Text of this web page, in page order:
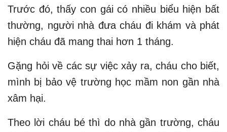
Trước đó, thấy con gái có nhiều biểu hiện bất
thường, người nhà đưa cháu đi khám và phát
hiện cháu đã mang thai hơn 1 tháng.
Gặng hỏi về các sự việc xảy ra, cháu cho biết,
mình bị bảo vệ trường học mầm non gần nhà
xâm hại.
Theo lời cháu bé thì do nhà gần trường, cháu